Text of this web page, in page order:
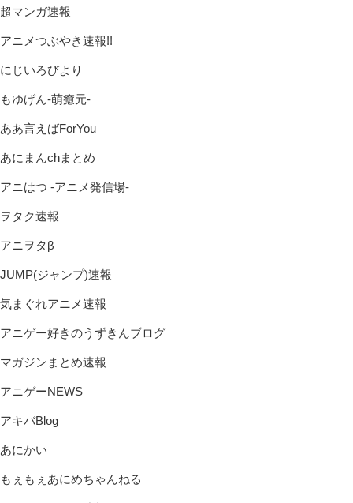
超マンガ速報
アニメつぶやき速報!!
にじいろびより
もゆげん-萌癒元-
ああ言えばForYou
あにまんchまとめ
アニはつ -アニメ発信場-
ヲタク速報
アニヲタβ
JUMP(ジャンプ)速報
気まぐれアニメ速報
アニゲー好きのうずきんブログ
マガジンまとめ速報
アニゲーNEWS
アキバBlog
あにかい
もぇもぇあにめちゃんねる